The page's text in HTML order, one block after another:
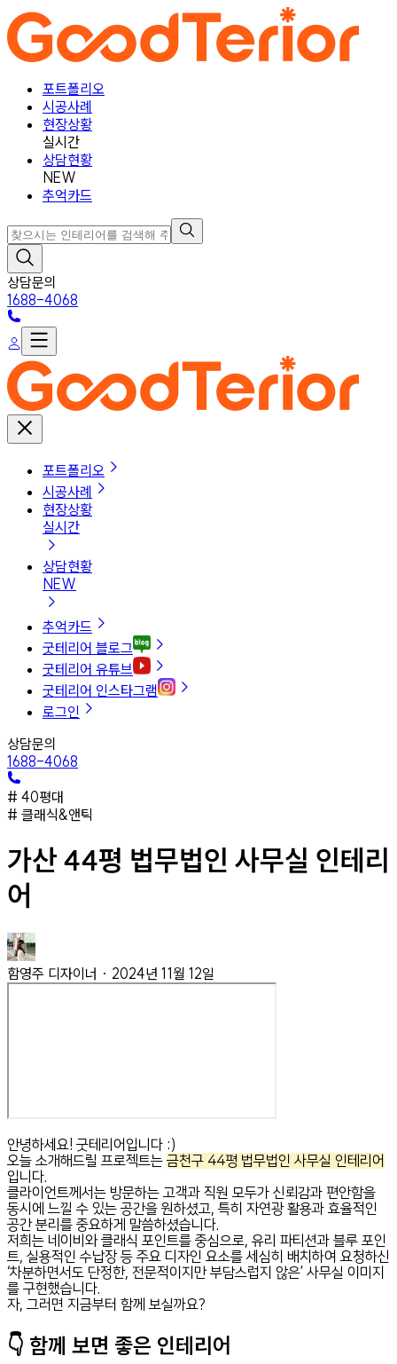
포트폴리오
시공사례
현장상황
실시간
상담현황
NEW
추억카드
상담문의
1688-4068
포트폴리오
시공사례
현장상황
실시간
상담현황
NEW
추억카드
굿테리어 블로그
굿테리어 유튜브
굿테리어 인스타그램
로그인
상담문의
1688-4068
# 40평대
# 클래식&앤틱
가산 44평 법무법인 사무실 인테리
어
함영주 디자이너 · 2024년 11월 12일
안녕하세요! 굿테리어입니다 :)
오늘 소개해드릴 프로젝트는 금천구 44평 법무법인 사무실 인테리어
입니다.
클라이언트께서는 방문하는 고객과 직원 모두가 신뢰감과 편안함을
동시에 느낄 수 있는 공간을 원하셨고, 특히 자연광 활용과 효율적인
공간 분리를 중요하게 말씀하셨습니다.
저희는 네이비와 클래식 포인트를 중심으로, 유리 파티션과 블루 포인
트, 실용적인 수납장 등 주요 디자인 요소를 세심히 배치하여 요청하신
‘차분하면서도 단정한, 전문적이지만 부담스럽지 않은’ 사무실 이미지
를 구현했습니다.
자, 그러면 지금부터 함께 보실까요?
👇 함께 보면 좋은 인테리어